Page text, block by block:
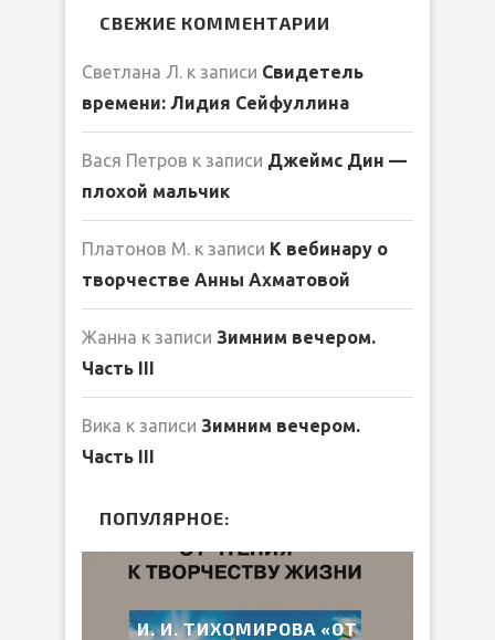
СВЕЖИЕ КОММЕНТАРИИ
Светлана Л. к записи Свидетель
времени: Лидия Сейфуллина
Вася Петров к записи Джеймс Дин —
плохой мальчик
Платонов М. к записи К вебинару о
творчестве Анны Ахматовой
Жанна к записи Зимним вечером.
Часть III
Вика к записи Зимним вечером.
Часть III
ПОПУЛЯРНОЕ:
И. И. ТИХОМИРОВА «ОТ